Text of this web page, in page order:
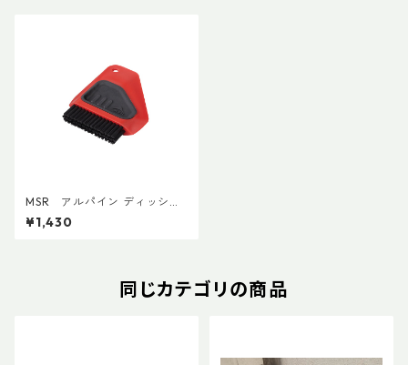
MSR アルパイン ディッシュ
ブラシ／スクレイパー
¥1,430
同じカテゴリの商品